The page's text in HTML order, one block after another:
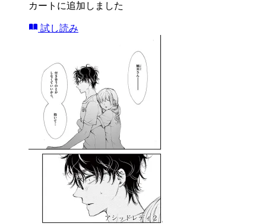
カートに追加しました
試し読み